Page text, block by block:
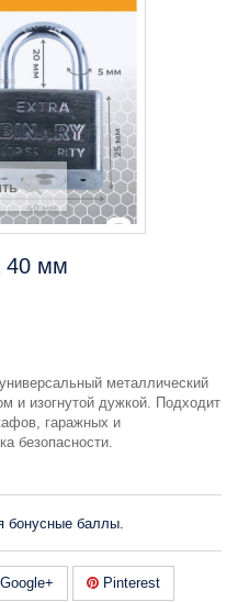
40 мм
металлический
и изогнутой дужкой. Подходит
гаражных и
безопасности.
бонусные баллы.
Google+ Pinterest